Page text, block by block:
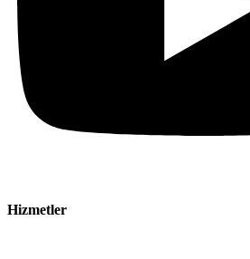
Hizmetler